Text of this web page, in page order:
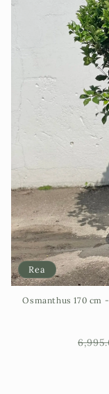
Rea
Osmanthus 170